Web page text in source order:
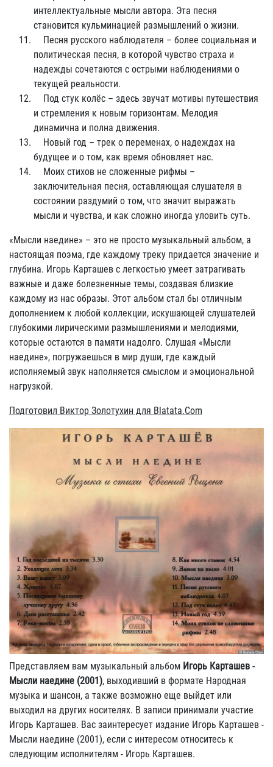
интеллектуальные мысли автора. Эта песня
становится кульминацией размышлений о жизни.
Песня русского наблюдателя – более социальная и
политическая песня, в которой чувство страха и
надежды сочетаются с острыми наблюдениями о
текущей реальности.
Под стук колёс – здесь звучат мотивы путешествия
и стремления к новым горизонтам. Мелодия
динамична и полна движения.
Новый год – трек о переменах, о надеждах на
будущее и о том, как время обновляет нас.
Моих стихов не сложенные рифмы –
заключительная песня, оставляющая слушателя в
состоянии раздумий о том, что значит выражать
мысли и чувства, и как сложно иногда уловить суть.
«Мысли наедине» – это не просто музыкальный альбом, а
настоящая поэма, где каждому треку придается значение и
глубина. Игорь Карташев с легкостью умеет затрагивать
важные и даже болезненные темы, создавая близкие
каждому из нас образы. Этот альбом стал бы отличным
дополнением к любой коллекции, искушающей слушателей
глубокими лирическими размышлениями и мелодиями,
которые остаются в памяти надолго. Слушая «Мысли
наедине», погружаешься в мир души, где каждый
исполняемый звук наполняется смыслом и эмоциональной
нагрузкой.
Подготовил Виктор Золотухин для Blatata.Com
Представляем вам музыкальный альбом Игорь Карташев -
Мысли наедине (2001), выходивший в формате Народная
музыка и шансон, а также возможно еще выйдет или
выходил на других носителях. В записи принимали участие
Игорь Карташев. Вас заинтересует издание Игорь Карташев -
Мысли наедине (2001), если с интересом относитесь к
следующим исполнителям - Игорь Карташев.